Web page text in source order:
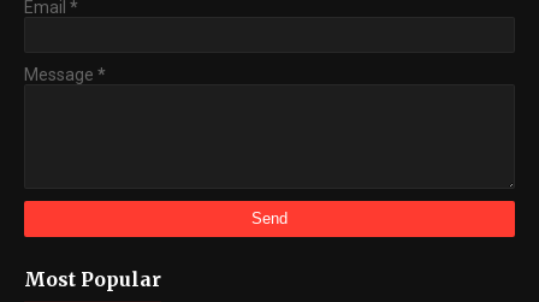
Email *
Message *
Most Popular